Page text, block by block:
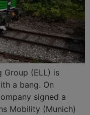
Group (ELL) is
a bang. On
signed a
Mobility (Munich)